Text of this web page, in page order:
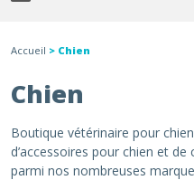
Accueil > Chien
Chien
Boutique vétérinaire pour
d’accessoires pour chien et
parmi nos nombreuses